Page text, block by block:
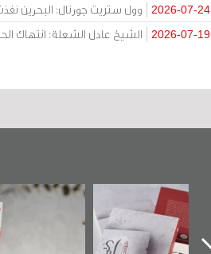
2026-07-24 وول ستريت جورنال: البحرين
2026-07-19 الشيخ عادل الشعلة: انتهاك
"حماة الباب الأخير":
الإصدار الأول عن
اعتصام الدراز
تصنيف
للوثائق
يقدمه «مركز